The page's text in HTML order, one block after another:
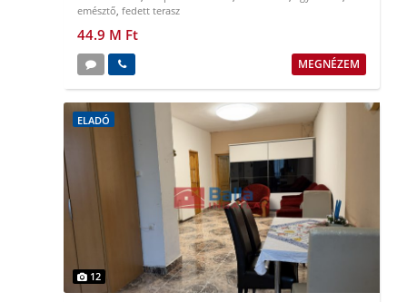
emésztő, fedett terasz
44.9 M Ft
MEGNÉZEM
ELADÓ
12